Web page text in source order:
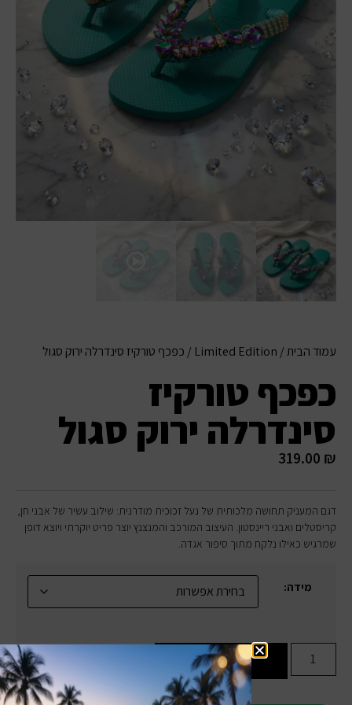
עמוד הבית/
Limited Edition / כפכף טורקיז סינדרלה ירוק סגול
כפכף טורקיז
סינדרלה ירוק סגול
319.00 ₪
דגם המעניק תחושה מלכותית של נעל זכוכית מודרנית: שילוב עשיר של אבני חן,
קריסטלים ואבני ריינסטון. העיצוב המורכב והמנצנץ יוצר פריט יוקרתי ויוצא דופן
שמרגיש כאילו נלקח מתוך סיפור אגדה.
מידה:
הוספה לסל